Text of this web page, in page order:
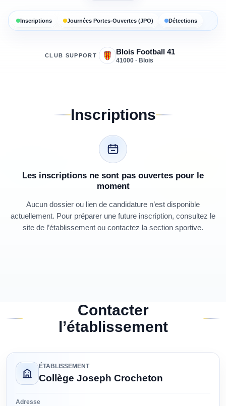
Inscriptions Journées Portes-Ouvertes (JPO) Détections
CLUB SUPPORT Blois Football 41
41000 · Blois
Inscriptions
Les inscriptions ne sont pas ouvertes pour le
moment
Aucun dossier ou lien de candidature n’est disponible
actuellement. Pour préparer une future inscription, consultez le
site de l’établissement ou contactez la section sportive.
Contacter
l’établissement
ÉTABLISSEMENT
Collège Joseph Crocheton
Adresse